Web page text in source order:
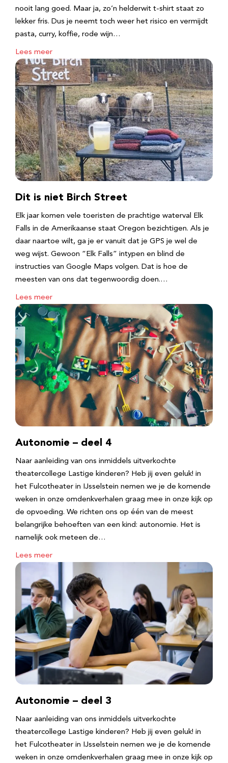
nooit lang goed. Maar ja, zo’n helderwit t-shirt staat zo
lekker fris. Dus je neemt toch weer het risico en vermijdt
pasta, curry, koffie, rode wijn…
Lees meer
Dit is niet Birch Street
Elk jaar komen vele toeristen de prachtige waterval Elk
Falls in de Amerikaanse staat Oregon bezichtigen. Als je
daar naartoe wilt, ga je er vanuit dat je GPS je wel de
weg wijst. Gewoon “Elk Falls” intypen en blind de
instructies van Google Maps volgen. Dat is hoe de
meesten van ons dat tegenwoordig doen.…
Lees meer
Autonomie – deel 4
Naar aanleiding van ons inmiddels uitverkochte
theatercollege Lastige kinderen? Heb jij even geluk! in
het Fulcotheater in IJsselstein nemen we je de komende
weken in onze omdenkverhalen graag mee in onze kijk op
de opvoeding. We richten ons op één van de meest
belangrijke behoeften van een kind: autonomie. Het is
namelijk ook meteen de…
Lees meer
Autonomie – deel 3
Naar aanleiding van ons inmiddels uitverkochte
theatercollege Lastige kinderen? Heb jij even geluk! in
het Fulcotheater in IJsselstein nemen we je de komende
weken in onze omdenkverhalen graag mee in onze kijk op